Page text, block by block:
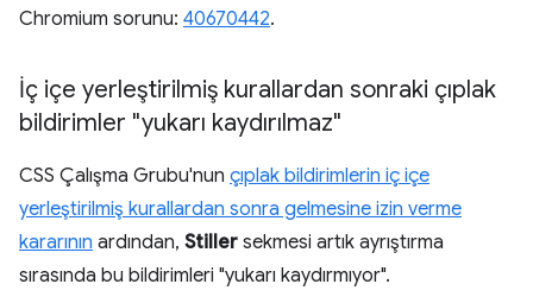
Chromium sorunu: 40670442.
İç içe yerleştirilmiş kurallardan sonraki çıplak
bildirimler "yukarı kaydırılmaz"
CSS Çalışma Grubu'nun çıplak bildirimlerin iç içe
yerleştirilmiş kurallardan sonra gelmesine izin verme
kararının ardından, Stiller sekmesi artık ayrıştırma
sırasında bu bildirimleri "yukarı kaydırmıyor".